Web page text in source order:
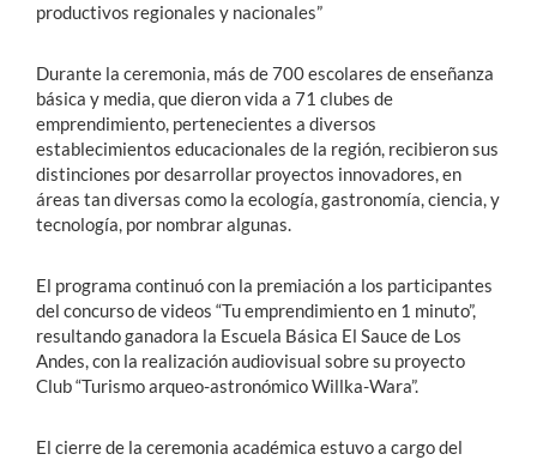
productivos regionales y nacionales”
Durante la ceremonia, más de 700 escolares de enseñanza
básica y media, que dieron vida a 71 clubes de
emprendimiento, pertenecientes a diversos
establecimientos educacionales de la región, recibieron sus
distinciones por desarrollar proyectos innovadores, en
áreas tan diversas como la ecología, gastronomía, ciencia, y
tecnología, por nombrar algunas.
El programa continuó con la premiación a los participantes
del concurso de videos “Tu emprendimiento en 1 minuto”,
resultando ganadora la Escuela Básica El Sauce de Los
Andes, con la realización audiovisual sobre su proyecto
Club “Turismo arqueo-astronómico Willka-Wara”.
El cierre de la ceremonia académica estuvo a cargo del